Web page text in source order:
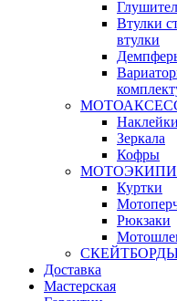
Втулки
втулки
Наклейки
Зеркала
Кофры
Куртки
Рюкзаки
Доставка
Мастерская